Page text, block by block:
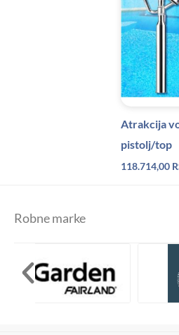
Atrakcija
pistolj/top
118.714,00
Robne marke